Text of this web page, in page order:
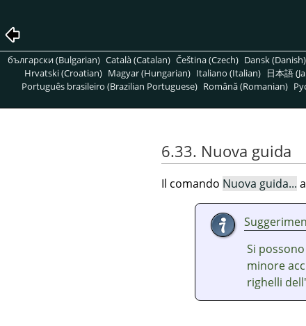
български (Bulgarian) Català (Catalan) Čeština (Czech) Dansk (Danish)
Hrvatski (Croatian) Magyar (Hungarian) Italiano (Italian) 日本語
Português brasileiro (Brazilian Portuguese) Română (Romanian)
6.33. Nuova guida
Il comando Nuova guida...
Si
minore
righelli